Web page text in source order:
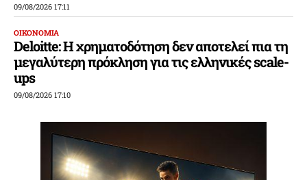
09/08/2026 17:11
ΟΙΚΟΝΟΜΙΑ
Deloitte: Η χρηματοδότηση δεν αποτελεί πια τη
μεγαλύτερη πρόκληση για τις ελληνικές scale-
ups
09/08/2026 17:10